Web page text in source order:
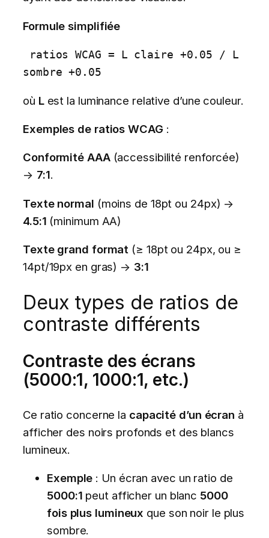
Formule simplifiée
sombre +0.05
où Lest la luminance relative d’une couleur.
Exemples de ratios WCAG :
Conformité AAA(accessibilité renforcée)
→ 7:1.
Texte normal (moins de 18pt ou 24px) →
4.5:1 (minimum AA)
Texte grand format (≥ 18pt ou 24px, ou ≥
14pt/19px en gras) → 3:1
Deux types de ratios de
contraste différents
Contraste des écrans
(5000:1, 1000:1, etc.)
Ce ratio concerne la capacité d’un écran à
afficher des noirs profonds et des blancs
lumineux.
Exemple : Un écran avec un ratio de
5000:1 peut afficher un blanc 5000
fois plus lumineux que son noir le plus
sombre.